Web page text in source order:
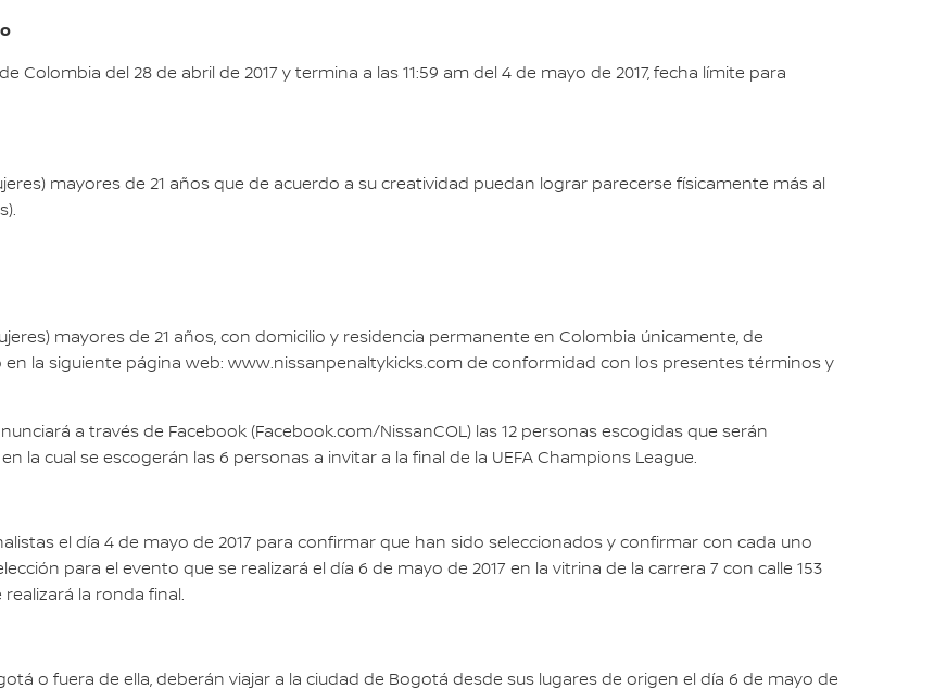
del 28 de abril de 2017 y termina a las 11:59 am del 4 de mayo de 2017, fecha límite para
mayores de 21 años que de acuerdo a su creatividad puedan lograr parecerse físicamente más al
mayores de 21 años, con domicilio y residencia permanente en Colombia únicamente, de
la siguiente página web: www.nissanpenaltykicks.com de conformidad con los presentes términos y
a través de Facebook (Facebook.com/NissanCOL) las 12 personas escogidas que serán
la cual se escogerán las 6 personas a invitar a la final de la UEFA Champions League.
el día 4 de mayo de 2017 para confirmar que han sido seleccionados y confirmar con cada uno
para el evento que se realizará el día 6 de mayo de 2017 en la vitrina de la carrera 7 con calle 153
realizará la ronda final.
o fuera de ella, deberán viajar a la ciudad de Bogotá desde sus lugares de origen el día 6 de mayo de